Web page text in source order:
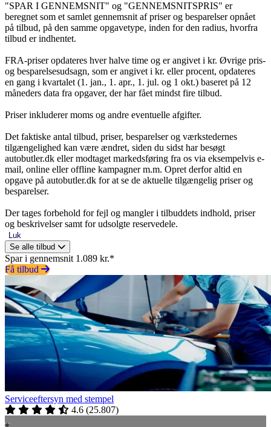
"SPAR I GENNEMSNIT" og "GENNEMSNITSPRIS" er
beregnet som et samlet gennemsnit af priser og besparelser opnået
på tilbud, på den samme opgavetype, inden for den radius, hvorfra
tilbud er indhentet.
FRA-priser opdateres hver halve time og er angivet i kr. Øvrige pris-
og besparelsesudsagn, som er angivet i kr. eller procent, opdateres
en gang i kvartalet (1. jan., 1. apr., 1. jul. og 1 okt.) baseret på 12
måneders data fra opgaver, der har fået mindst fire tilbud.
Priser inkluderer moms og andre eventuelle afgifter.
Det faktiske antal tilbud, priser, besparelser og værkstedernes
tilgængelighed kan være ændret, siden du sidst har besøgt
autobutler.dk eller modtaget markedsføring fra os via eksempelvis e-
mail, online eller offline kampagner m.m. Opret derfor altid en
opgave på autobutler.dk for at se de aktuelle tilgængelig priser og
besparelser.
Der tages forbehold for fejl og mangler i tilbuddets indhold, priser
og beskrivelser samt for udsolgte reservedele.
Luk
Se alle tilbud
Spar i gennemsnit 1.089 kr.*
Få tilbud
Serviceeftersyn med stempel
4.6 (25.807)